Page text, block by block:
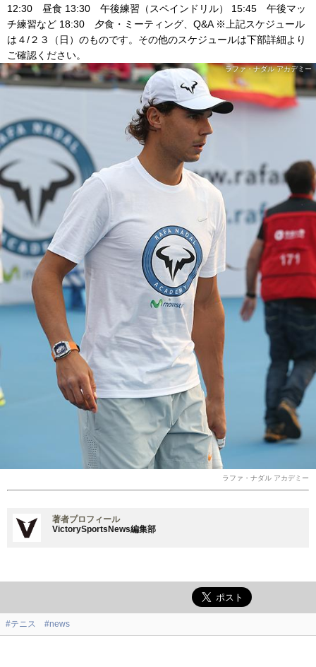
12:30 昼食 13:30 午後練習（スペインドリル） 15:45 午後マッ
チ練習など 18:30 夕食・ミーティング、Q&A ※上記スケジュール
は４/２３（日）のものです。その他のスケジュールは下部詳細より
ご確認ください。
ラファ・ナダル アカデミー
ラファ・ナダル アカデミー
著者プロフィール
VictorySportsNews編集部
#テニス #news